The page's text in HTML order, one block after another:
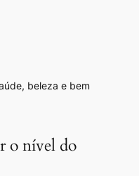
beleza e bem
o nível do